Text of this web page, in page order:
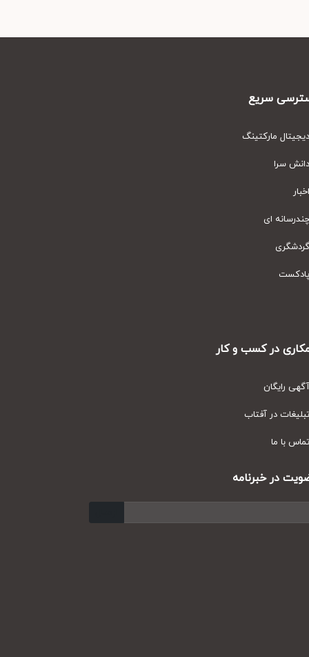
سریع
مارکتینگ
سرا
ای
در کسب و کار
رایگان
در آفتاب
با ما
در خبرنامه